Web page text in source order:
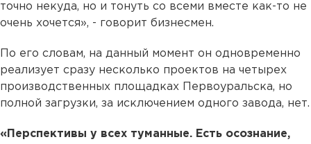
точно некуда, но и тонуть со всеми вместе как-то не
очень хочется», - говорит бизнесмен.
По его словам, на данный момент он одновременно
реализует сразу несколько проектов на четырех
производственных площадках Первоуральска, но
полной загрузки, за исключением одного завода, нет.
«Перспективы у всех туманные. Есть осознание,